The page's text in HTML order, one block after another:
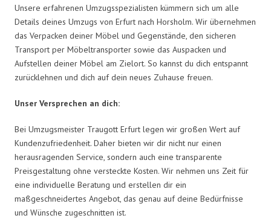
Unsere erfahrenen Umzugsspezialisten kümmern sich um alle
Details deines Umzugs von Erfurt nach Horsholm. Wir übernehmen
das Verpacken deiner Möbel und Gegenstände, den sicheren
Transport per Möbeltransporter sowie das Auspacken und
Aufstellen deiner Möbel am Zielort. So kannst du dich entspannt
zurücklehnen und dich auf dein neues Zuhause freuen.
Unser Versprechen an dich:
Bei Umzugsmeister Traugott Erfurt legen wir großen Wert auf
Kundenzufriedenheit. Daher bieten wir dir nicht nur einen
herausragenden Service, sondern auch eine transparente
Preisgestaltung ohne versteckte Kosten. Wir nehmen uns Zeit für
eine individuelle Beratung und erstellen dir ein
maßgeschneidertes Angebot, das genau auf deine Bedürfnisse
und Wünsche zugeschnitten ist.